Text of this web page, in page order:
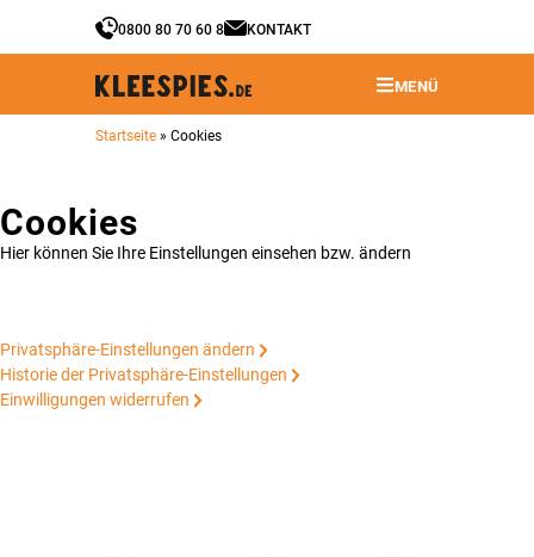
0800 80 70 60 8 KONTAKT
MENÜ
Startseite » Cookies
Cookies
Hier können Sie Ihre Einstellungen einsehen bzw. ändern
Privatsphäre-Einstellungen ändern
Historie der Privatsphäre-Einstellungen
Einwilligungen widerrufen